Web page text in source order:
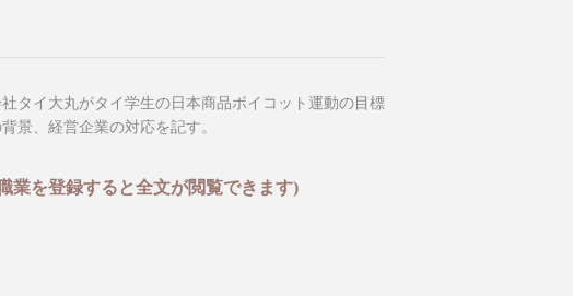
タイ大丸がタイ学生の日本商品ボイコット運動の目標
景、経営企業の対応を記す。
業を登録すると全文が閲覧できます)